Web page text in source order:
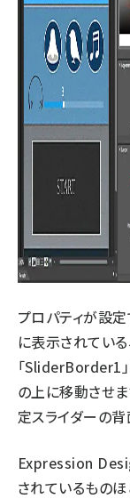
プロパティが設定
に表示されてい
「SliderBorder1」
の上に移動させま
定スライダーの背
Expression
されているもの